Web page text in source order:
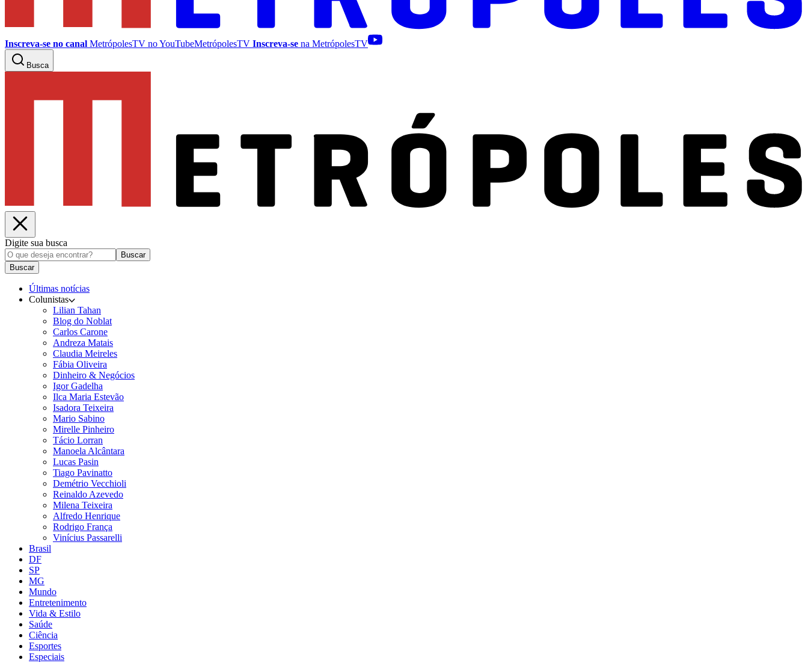
Inscreva-se no canal MetrópolesTV noYouTubeMetrópolesTV Inscreva-se na MetrópolesTV
Busca
Digite sua busca
Buscar
Buscar
Últimas notícias
Colunistas
Lilian Tahan
Blog do Noblat
Carlos Carone
Andreza Matais
Claudia Meireles
Fábia Oliveira
Dinheiro & Negócios
Igor Gadelha
Ilca Maria Estevão
Isadora Teixeira
Mario Sabino
Mirelle Pinheiro
Tácio Lorran
Manoela Alcântara
Lucas Pasin
Tiago Pavinatto
Demétrio Vecchioli
Reinaldo Azevedo
Milena Teixeira
Alfredo Henrique
Rodrigo França
Vinícius Passarelli
Brasil
DF
SP
MG
Mundo
Entretenimento
Vida & Estilo
Saúde
Ciência
Esportes
Especiais